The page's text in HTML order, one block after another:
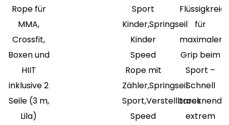
Rope für
MMA,
Crossfit,
Boxen und
HIIT
inklusive 2
Seile (3 m,
Lila)
Sport
Kinder,Springseil
Kinder
Speed
Rope mit
Zähler,Springseil
Sport,Verstellbares
Speed
für
maximalen
Grip beim
Sport –
Schnell
trocknend,
extrem